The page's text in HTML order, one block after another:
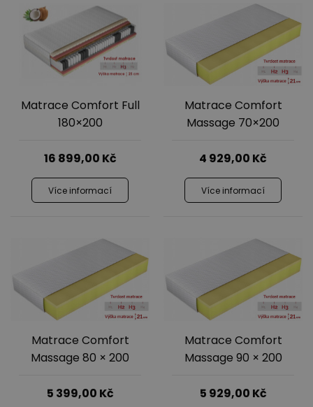
Matrace Comfort Full
180×200
16 899,00 Kč
Více informací
Matrace Comfort
Massage 70×200
4 929,00 Kč
Více informací
Matrace Comfort
Massage 80 × 200
5 399,00 Kč
Matrace Comfort
Massage 90 × 200
5 929,00 Kč